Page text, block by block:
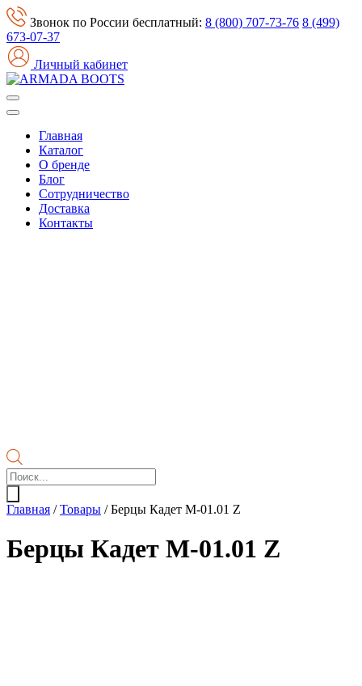
Звонок по России бесплатный: 8 (800) 707-73-76 8 (499)
673-07-37
Личный кабинет
Главная
Каталог
О бренде
Блог
Сотрудничество
Доставка
Контакты
Поиск
товаров
Главная / Товары / Берцы Кадет М-01.01 Z
Берцы Кадет М-01.01 Z